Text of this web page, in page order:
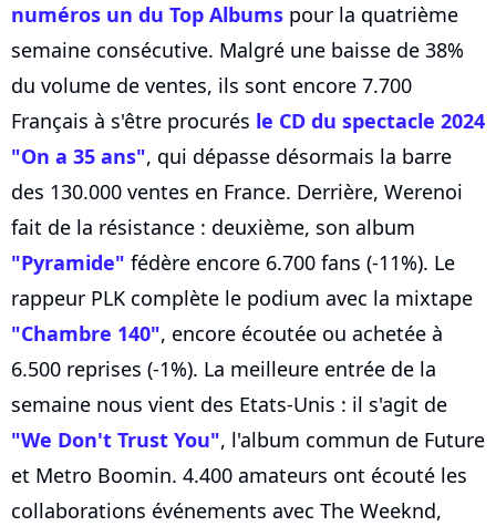
numéros un du Top Albums pour la quatrième
semaine consécutive. Malgré une baisse de 38%
du volume de ventes, ils sont encore 7.700
Français à s'être procurés le CD du spectacle 2024
"On a 35 ans", qui dépasse désormais la barre
des 130.000 ventes en France. Derrière, Werenoi
fait de la résistance : deuxième, son album
"Pyramide" fédère encore 6.700 fans (-11%). Le
rappeur PLK complète le podium avec la mixtape
"Chambre 140", encore écoutée ou achetée à
6.500 reprises (-1%). La meilleure entrée de la
semaine nous vient des Etats-Unis : il s'agit de
"We Don't Trust You", l'album commun de Future
et Metro Boomin. 4.400 amateurs ont écouté les
collaborations événements avec The Weeknd,